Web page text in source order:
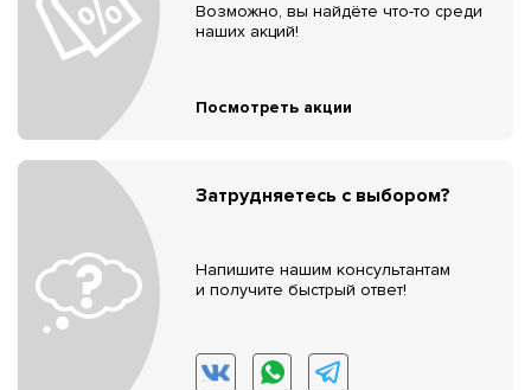
Возможно, вы найдёте что-то среди
наших акций!
Посмотреть акции
Затрудняетесь с выбором?
Напишите нашим консультантам
и получите быстрый ответ!